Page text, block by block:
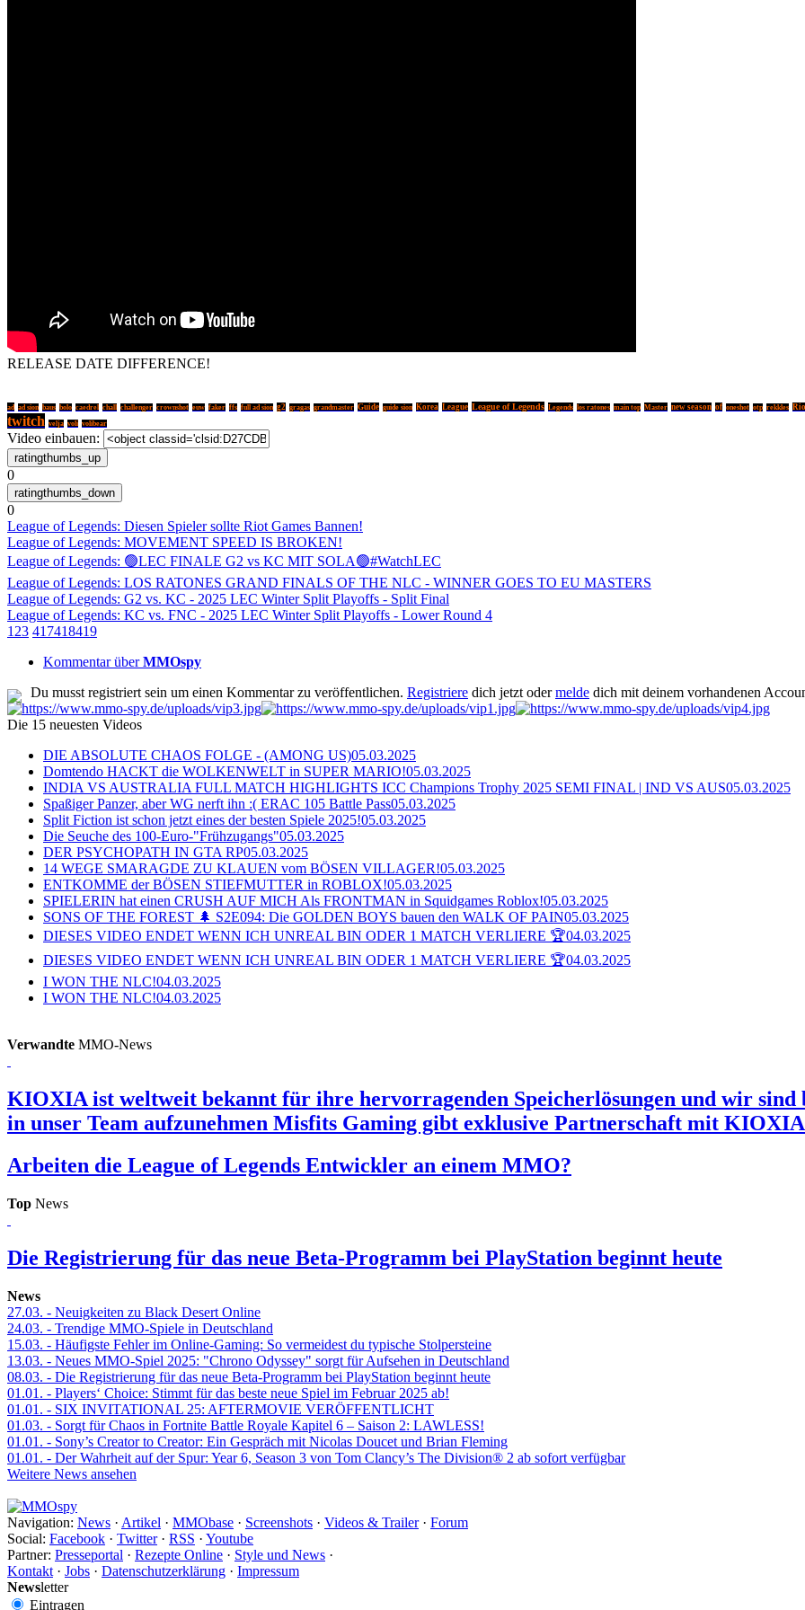
RELEASE DATE DIFFERENCE!
ad ad sion baus bolo caedrel chall challenger crownshot euw faker ffs full ad sion g2 gragas grandmaster Guide guide sion Korea League League of Legends Legends los ratones main top Master new season of oneshot otp rekkles
twitch velja voli volibear
Video einbauen:
0
0
League of Legends: Diesen Spieler sollte Riot Games Bannen!
League of Legends: MOVEMENT SPEED IS BROKEN!
League of Legends: 🟢LEC FINALE G2 vs KC MIT SOLA🟢#WatchLEC
League of Legends: LOS RATONES GRAND FINALS OF THE NLC - WINNER GOES TO EU MASTERS
League of Legends: G2 vs. KC - 2025 LEC Winter Split Playoffs - Split Final
League of Legends: KC vs. FNC - 2025 LEC Winter Split Playoffs - Lower Round 4
1 23 417418419
Kommentar überMMOspy
Du musst registriert sein um einen Kommentar zu veröffentlichen. Registriere dich jetzt odermelde dich mit deinem vorhandenen
Die 15 neuesten Videos
DIE ABSOLUTE CHAOS FOLGE - (AMONG US)05.03.2025
Domtendo HACKT die WOLKENWELT in SUPER MARIO!05.03.2025
INDIA VS AUSTRALIA FULL MATCH HIGHLIGHTS ICC Champions Trophy 2025 SEMI FINAL | IND VS AUS05.03.2025
Spaßiger Panzer, aber WG nerft ihn :( ERAC 105 Battle Pass05.03.2025
Split Fiction ist schon jetzt eines der besten Spiele 2025!05.03.2025
Die Seuche des 100-Euro-"Frühzugangs"05.03.2025
DER PSYCHOPATH IN GTA RP05.03.2025
14 WEGE SMARAGDE ZU KLAUEN vom BÖSEN VILLAGER!05.03.2025
ENTKOMME der BÖSEN STIEFMUTTER in ROBLOX!05.03.2025
SPIELERIN hat einen CRUSH AUF MICH Als FRONTMAN in Squidgames Roblox!05.03.2025
SONS OF THE FOREST 🌲 S2E094: Die GOLDEN BOYS bauen den WALK OF PAIN05.03.2025
DIESES VIDEO ENDET WENN ICH UNREAL BIN ODER 1 MATCH VERLIERE 🏆04.03.2025
DIESES VIDEO ENDET WENN ICH UNREAL BIN ODER 1 MATCH VERLIERE 🏆04.03.2025
I WON THE NLC!04.03.2025
I WON THE NLC!04.03.2025
Verwandte MMO-News
KIOXIA ist weltweit bekannt für ihre hervorragenden Speicherlösungen und wir sind
in unser Team aufzunehmen Misfits Gaming gibt exklusive Partnerschaft mit
Arbeiten die League of Legends Entwickler an einem MMO?
Top News
Die Registrierung für das neue Beta-Programm bei PlayStation beginnt heute
News
27.03. - Neuigkeiten zu Black Desert Online
24.03. - Trendige MMO-Spiele in Deutschland
15.03. - Häufigste Fehler im Online-Gaming: So vermeidest du typische Stolpersteine
13.03. - Neues MMO-Spiel 2025: "Chrono Odyssey" sorgt für Aufsehen in Deutschland
08.03. - Die Registrierung für das neue Beta-Programm bei PlayStation beginnt heute
01.01. - Players‘ Choice: Stimmt für das beste neue Spiel im Februar 2025 ab!
01.01. - SIX INVITATIONAL 25: AFTERMOVIE VERÖFFENTLICHT
01.03. - Sorgt für Chaos in Fortnite Battle Royale Kapitel 6 – Saison 2: LAWLESS!
01.01. - Sony’s Creator to Creator: Ein Gespräch mit Nicolas Doucet und Brian Fleming
01.01. - Der Wahrheit auf der Spur: Year 6, Season 3 von Tom Clancy’s The Division® 2 ab sofort verfügbar
Weitere News ansehen
Navigation: News · Artikel · MMObase · Screenshots · Videos & Trailer· Forum
Social: Facebook · Twitter· RSS · Youtube
Partner: Presseportal · Rezepte Online · Style und News ·
Kontakt · Jobs · Datenschutzerklärung · Impressum
Newsletter
Eintragen